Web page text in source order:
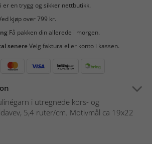
er en trygg og sikker nettbutikk.
kjøp over 799 kr.
Få pakken din allerede i morgen.
senereVelg faktura eller konto i kassen.
i utregnede kors- og
5,4 ruter/cm. Motivmål ca 19x22